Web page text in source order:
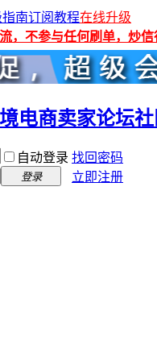
南订阅教程在线升级
，不参与任何刷单，炒信
自动登录 找回密码
登录 立即注册